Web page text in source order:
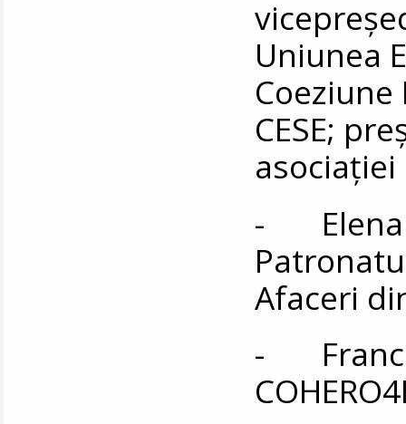
Uniunea
Coeziune
CESE;
asociaţiei
- Elena
Afaceri
-